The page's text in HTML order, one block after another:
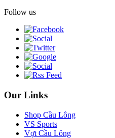
Follow us
Our Links
Shop Cầu Lông
VS Sports
Vợt Cầu Lông